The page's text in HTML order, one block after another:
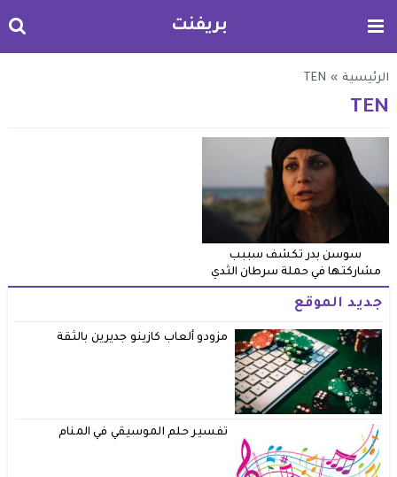
بريفنت
الرئيسية »
TEN
TEN
سوسن بدر تكشف سببب
مشاركتها في حملة سرطان الثدي
جديد الموقع
مزودو ألعاب كازينو جديرين بالثقة
تفسير حلم الموسيقي في المنام